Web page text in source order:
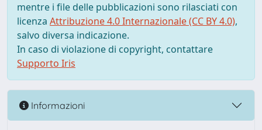
mentre i file delle pubblicazioni sono rilasciati con
licenza Attribuzione 4.0 Internazionale (CC BY 4.0),
salvo diversa indicazione.
In caso di violazione di copyright, contattare
Supporto Iris
Informazioni